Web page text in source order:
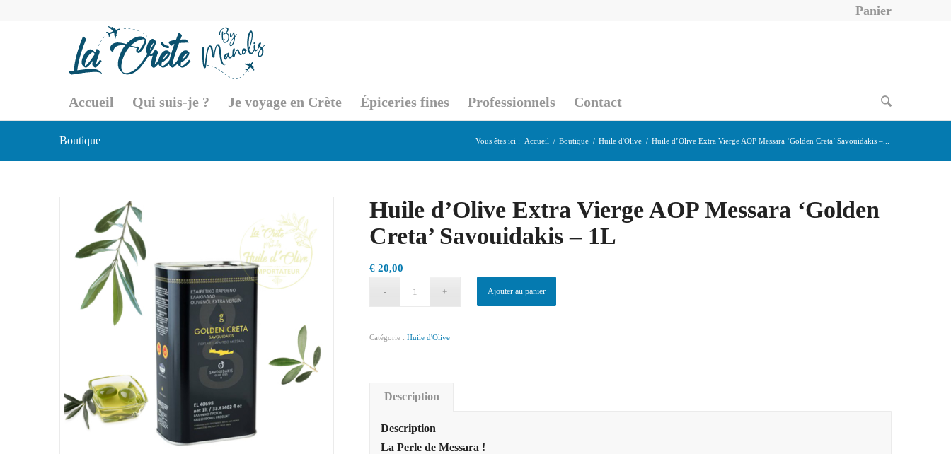
Panier
Accueil Qui suis-je ? Je voyage en Crète Épiceries fines Professionnels Contact
Boutique Vous êtes ici : Accueil / Boutique / Huile d'Olive / Huile d’Olive Extra Vierge AOP Messara ‘Golden Creta’ Savouidakis –...
Huile d’Olive Extra Vierge AOP Messara ‘Golden
Creta’ Savouidakis – 1L
€20,00
Ajouter au panier
Catégorie : Huile d'Olive
Description
Description
La Perle de Messara !